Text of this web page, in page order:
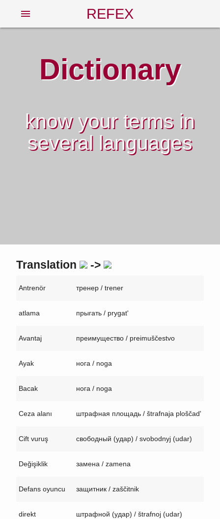
REFEX
menu
Dictionary
know your terms in
several languages
Translation ->
Antrenör тренер / trener
atlama прыгать / prygat'
Avantaj преимущество / preimuščestvo
Ayak нога / noga
Bacak нога / noga
Ceza alanı штрафная площадь / štrafnaja ploščad'
Cift vuruş свободный (удар) / svobodnyj (udar)
Değişiklik замена / zamena
Defans oyuncu защитник / zaščitnik
direkt штрафной (удар) / štrafnoj (udar)